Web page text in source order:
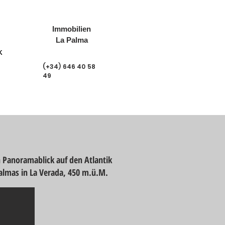
Immobilien
La Palma
(+34) 646 40 58
49
auf den Atlantik
in La Verada, 450 m.ü.M.